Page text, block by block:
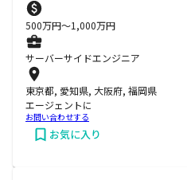
500万円〜1,000万円
サーバーサイドエンジニア
東京都, 愛知県, 大阪府, 福岡県
エージェントに
お問い合わせする
お気に入り